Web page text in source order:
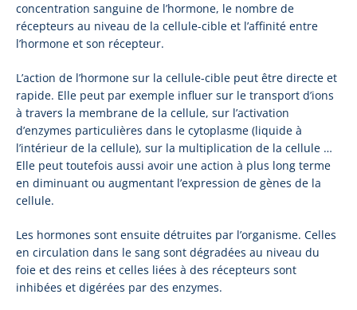
concentration sanguine de l’hormone, le nombre de
récepteurs au niveau de la cellule-cible et l’affinité entre
l’hormone et son récepteur.
L’action de l’hormone sur la cellule-cible peut être directe et
rapide. Elle peut par exemple influer sur le transport d’ions
à travers la membrane de la cellule, sur l’activation
d’enzymes particulières dans le cytoplasme (liquide à
l’intérieur de la cellule), sur la multiplication de la cellule …
Elle peut toutefois aussi avoir une action à plus long terme
en diminuant ou augmentant l’expression de gènes de la
cellule.
Les hormones sont ensuite détruites par l’organisme. Celles
en circulation dans le sang sont dégradées au niveau du
foie et des reins et celles liées à des récepteurs sont
inhibées et digérées par des enzymes.